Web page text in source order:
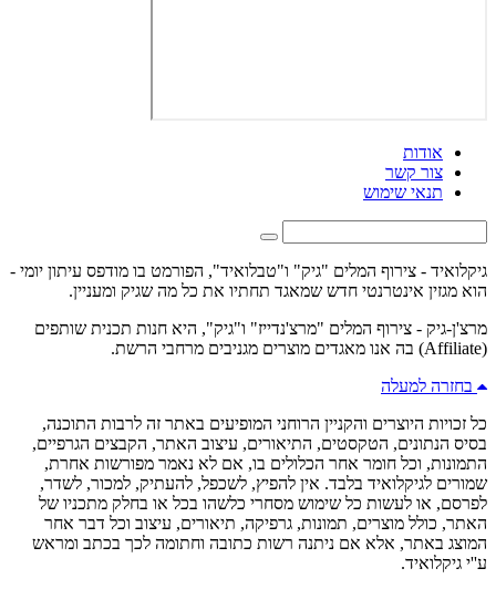
אודות
צור קשר
תנאי שימוש
גיקלואיד - צירוף המלים "גיק" ו"טבלואיד", הפורמט בו מודפס עיתון יומי -
הוא מגזין אינטרנטי חדש שמאגד תחתיו את כל מה שגיק ומעניין.
מרצ'ן-גיק - צירוף המלים "מרצ'נדייז" ו"גיק", היא חנות תכנית שותפים
(Affiliate) בה אנו מאגדים מוצרים מגניבים מרחבי הרשת.
בחזרה למעלה
כל זכויות היוצרים והקניין הרוחני המופיעים באתר זה לרבות התוכנה,
בסיס הנתונים, הטקסטים, התיאורים, עיצוב האתר, הקבצים הגרפיים,
התמונות, וכל חומר אחר הכלולים בו, אם לא נאמר מפורשות אחרת,
שמורים לגיקלואיד בלבד. אין להפיץ, לשכפל, להעתיק, למכור, לשדר,
לפרסם, או לעשות כל שימוש מסחרי כלשהו בכל או בחלק מתכניו של
האתר, כולל מוצרים, תמונות, גרפיקה, תיאורים, עיצוב וכל דבר אחר
המוצג באתר, אלא אם ניתנה רשות כתובה וחתומה לכך בכתב ומראש
ע''י גיקלואיד.